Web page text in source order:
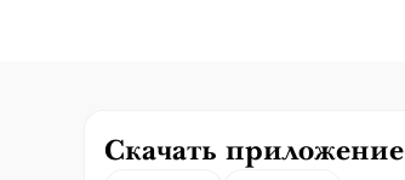
Скачать приложение